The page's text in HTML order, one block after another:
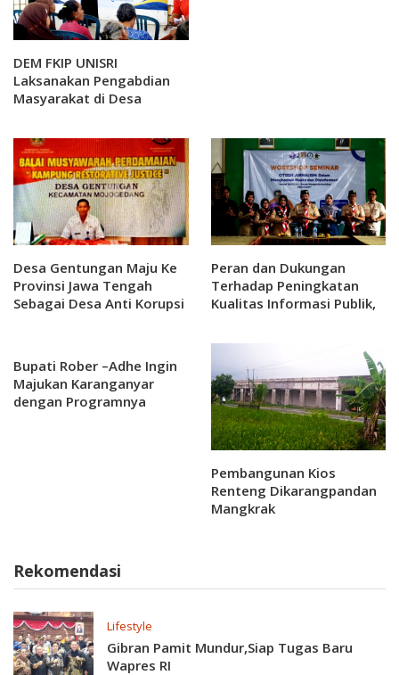
DEM FKIP UNISRI
Laksanakan Pengabdian
Masyarakat di Desa
Desa Gentungan Maju Ke
Provinsi Jawa Tengah
Sebagai Desa Anti Korupsi
Peran dan Dukungan
Terhadap Peningkatan
Kualitas Informasi Publik,
Menggelar Workshop
Citizen Jurnalism
Bupati Rober –Adhe Ingin
Majukan Karanganyar
dengan Programnya
Pembangunan Kios
Renteng Dikarangpandan
Mangkrak
Rekomendasi
Lifestyle
Gibran Pamit Mundur,Siap Tugas Baru
Wapres RI